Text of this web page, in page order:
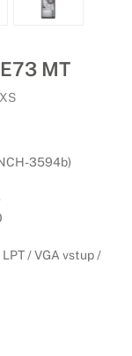
MT
3594b)
/ VGA vstup /